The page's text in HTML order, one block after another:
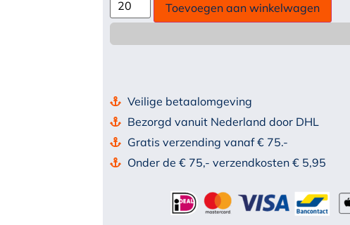
Toevoegen aan winkelwagen
Veilige betaalomgeving
Bezorgd vanuit Nederland door DHL
Gratis verzending vanaf € 75.-
Onder de € 75,- verzendkosten € 5,95